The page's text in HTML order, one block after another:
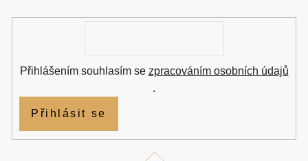
Přihlášením souhlasím se zpracováním osobních údajů
.
Přihlásit se